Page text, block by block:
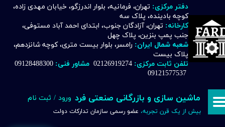
دفتر مرکزی: تهران، فرمانیه، بلوار اندرزگو، خیابان مهدی زاده،
کوچه بادینده، پلاک سه
کارخانه: تهران، آزادگان جنوب، ابتدای احمد آباد مستوفی،
جنب پمپ بنزین، پلاک چهل
شعبه شمال ایران: رامسر، بلوار بیست متری، کوچه شانزدهم،
پلاک بیست
تلفن ثابت مرکزی: 02126919274 مشاور فنی:
09121577537
ماشین سازی و بازرگانی صنعتی فرد
بیش از یک قرن تجربه، عضو رسمی سازمان تدارکات دولت
ورود / ثبت نام
حساب کاربری من
تغییر گذر واژه
خروج از حساب کاربری